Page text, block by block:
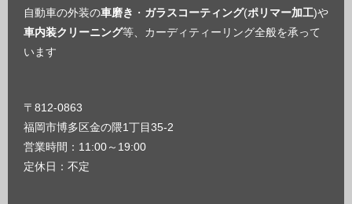
自動車の外装の車磨き ・ ガラスコーティング(ポリマー加工)や
車内装クリーニング等、カーディティーリング全般を承って
います
〒812-0863
福岡市博多区金の隈1丁目35-2
営業時間：11:00～19:00
定休日：不定